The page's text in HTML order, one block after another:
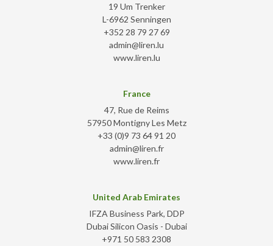
19 Um Trenker
L-6962 Senningen
+352 28 79 27 69
admin@liren.lu
www.liren.lu
France
47, Rue de Reims
57950 Montigny Les Metz
+33 (0)9 73 64 91 20
admin@liren.fr
www.liren.fr
United Arab Emirates
IFZA Business Park, DDP
Dubai Silicon Oasis - Dubai
+971 50 583 2308